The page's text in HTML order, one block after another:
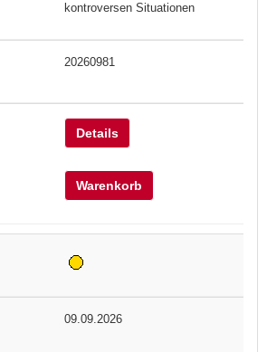
kontroversen Situationen
20260981
Details
Warenkorb
09.09.2026